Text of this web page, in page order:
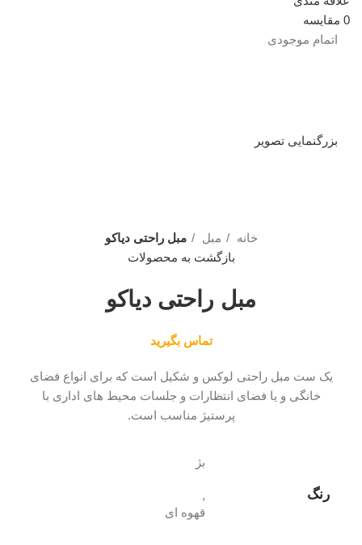
0 مقایسه
اتمام موجودی
بزرگنمایی تصویر
خانه مبل
مبل راحتی دیاکو
بازگشت به محصولات
مبل راحتی دیاکو
تماس بگیرید
یک ست مبل راحتی لوکس و شکیل است که برای انواع فضای
خانگی و یا فضای انتظارات و جلسات محیط های اداری با
پرستیژ مناسب است.
رنگ
بژ
,
قهوه ای